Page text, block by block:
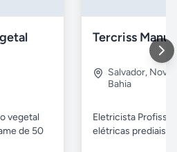
vegetal
de 50
Salvador, Nova
Bahia
Eletricista
elétricas prediais e